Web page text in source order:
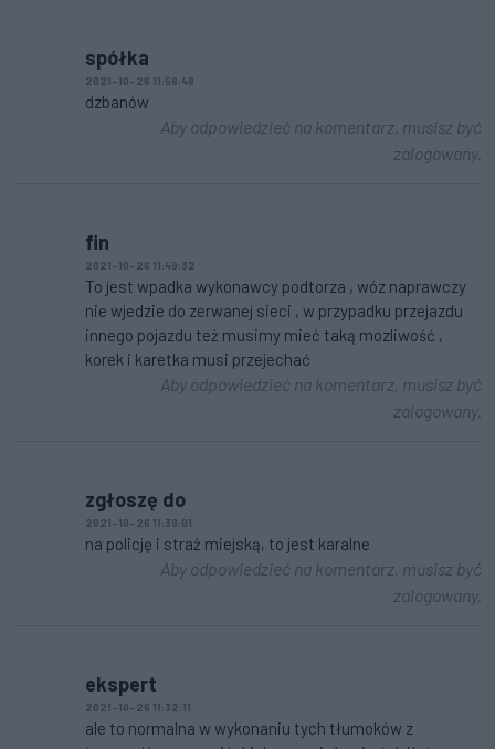
spółka
2021-10-26 11:58:48
dzbanów
Aby odpowiedzieć na komentarz, musisz być
zalogowany.
fin
2021-10-26 11:49:32
To jest wpadka wykonawcy podtorza , wóz naprawczy
nie wjedzie do zerwanej sieci , w przypadku przejazdu
innego pojazdu też musimy mieć taką mozliwość ,
korek i karetka musi przejechać
Aby odpowiedzieć na komentarz, musisz być
zalogowany.
zgłoszę do
2021-10-26 11:39:01
na policję i straż miejską, to jest karalne
Aby odpowiedzieć na komentarz, musisz być
zalogowany.
ekspert
2021-10-26 11:32:11
ale to normalna w wykonaniu tych tłumoków z